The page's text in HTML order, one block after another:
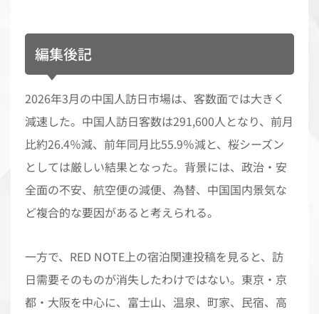
編集後記
2026年3月の中国人訪日市場は、客数面では大きく
減速した。中国人訪日客数は291,600人となり、前月
比約26.4％減、前年同月比55.9％減と、桜シーズン
としては厳しい結果となった。背景には、政治・安
全面の不安、航空便の減便、為替、中国国内景気な
ど複合的な要因があると考えられる。
一方で、RED NOTE上の宿泊関連投稿を見ると、訪
日需要そのものが消失したわけではない。東京・京
都・大阪を中心に、富士山、温泉、町家、民宿、高